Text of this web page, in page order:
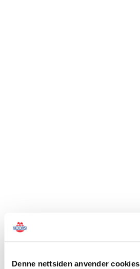
Denne nettsiden anvender cookies